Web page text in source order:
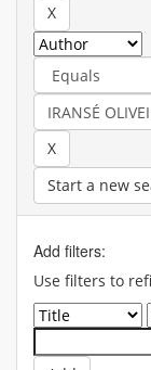
Start a new
Add filters:
Use filters to